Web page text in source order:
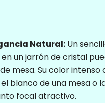
Natural: Un
un jarrón de cristal
mesa. Su color
blanco de una mesa o
focal atractivo.